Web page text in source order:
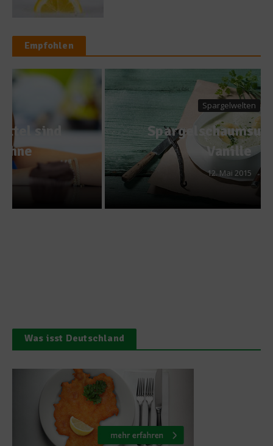
Empfohlen
Spargelschaumsuppe mit
Vanille
12. Mai 2015
Was isst Deutschland